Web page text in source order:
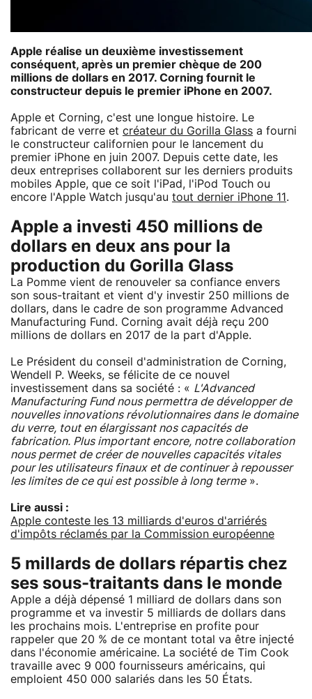
Apple réalise un deuxième investissement
conséquent, après un premier chèque de 200
millions de dollars en 2017. Corning fournit le
constructeur depuis le premier iPhone en 2007.
Apple et Corning, c'est une longue histoire. Le
fabricant de verre et créateur du Gorilla Glass a fourni
le constructeur californien pour le lancement du
premier iPhone en juin 2007. Depuis cette date, les
deux entreprises collaborent sur les derniers produits
mobiles Apple, que ce soit l'iPad, l'iPod Touch ou
encore l'Apple Watch jusqu'au tout dernier iPhone 11 .
Apple a investi 450 millions de
dollars en deux ans pour la
production du Gorilla Glass
La Pomme vient de renouveler sa confiance envers
son sous-traitant et vient d'y investir 250 millions de
dollars, dans le cadre de son programme Advanced
Manufacturing Fund. Corning avait déjà reçu 200
millions de dollars en 2017 de la part d'Apple.
Le Président du conseil d'administration de Corning,
Wendell P. Weeks, se félicite de ce nouvel
investissement dans sa société : « L'Advanced
Manufacturing Fund nous permettra de développer de
nouvelles innovations révolutionnaires dans le domaine
du verre, tout en élargissant nos capacités de
fabrication. Plus important encore, notre collaboration
nous permet de créer de nouvelles capacités vitales
pour les utilisateurs finaux et de continuer à repousser
les limites de ce qui est possible à long terme».
Lire aussi :
Apple conteste les 13 milliards d'euros d'arriérés
d'impôts réclamés par la Commission européenne
5 millards de dollars répartis chez
ses sous-traitants dans le monde
Apple a déjà dépensé 1 milliard de dollars dans son
programme et va investir 5 milliards de dollars dans
les prochains mois. L'entreprise en profite pour
rappeler que 20 % de ce montant total va être injecté
dans l'économie américaine. La société de Tim Cook
travaille avec 9 000 fournisseurs américains, qui
emploient 450 000 salariés dans les 50 États.